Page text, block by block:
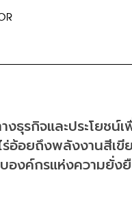
งธุรกิจและประโยช
อ้อยถึงพลังงานสีเ
องค์กรแห่งความยั่ง